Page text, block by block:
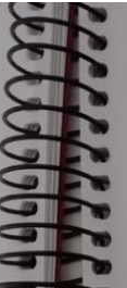
No y si es para
detractores de
trabajo y bien
Saludos